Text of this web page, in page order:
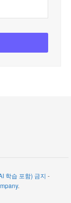
학습 포함) 금지 -
.